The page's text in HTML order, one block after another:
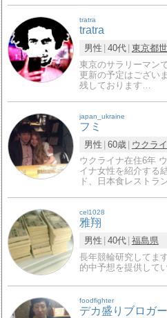
tratra
tratra
男性 40代 東京都
東京のサラリーマン
更新の予定はござい
残しております…
japan_ukraine
フミ
男性 60歳 ウクラ
ウクライナ在住6年
イナ女性を紹介する
ド、日本食レストラ
cel1028
雅翔
男性 40代 福島県
長年競輪研究してま
的中予想を提供して
foodfighter
デカ盛りブロガー